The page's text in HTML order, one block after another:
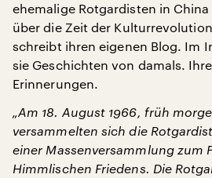
ehemalige Rotgardisten in
über die Zeit der
schreibt ihren eigenen Blog. Im
sie Geschichten von damals.
Erinnerungen.
„Am 18. August 1966, früh
versammelten sich die
einer Massenversammlung zum
Himmlischen Friedens. Die